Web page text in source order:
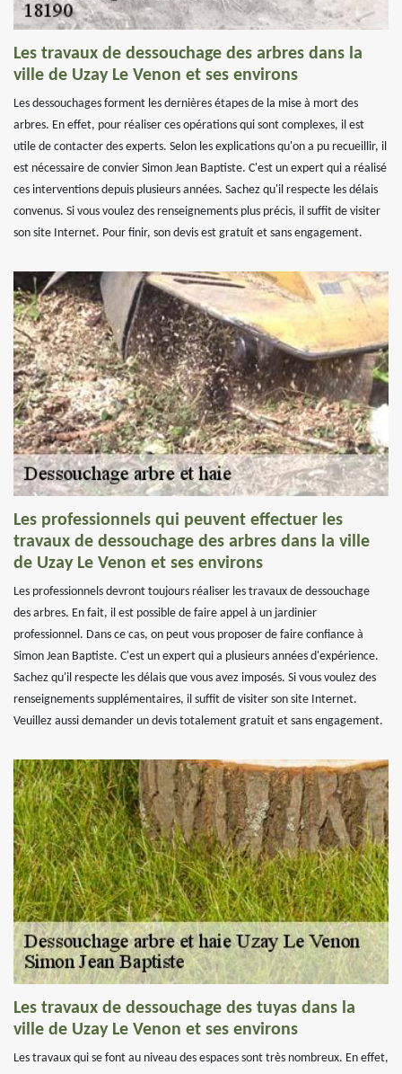
Les travaux de dessouchage des arbres dans la
ville de Uzay Le Venon et ses environs
Les dessouchages forment les dernières étapes de la mise à mort des
arbres. En effet, pour réaliser ces opérations qui sont complexes, il est
utile de contacter des experts. Selon les explications qu'on a pu recueillir, il
est nécessaire de convier Simon Jean Baptiste. C'est un expert qui a réalisé
ces interventions depuis plusieurs années. Sachez qu'il respecte les délais
convenus. Si vous voulez des renseignements plus précis, il suffit de visiter
son site Internet. Pour finir, son devis est gratuit et sans engagement.
Les professionnels qui peuvent effectuer les
travaux de dessouchage des arbres dans la ville
de Uzay Le Venon et ses environs
Les professionnels devront toujours réaliser les travaux de dessouchage
des arbres. En fait, il est possible de faire appel à un jardinier
professionnel. Dans ce cas, on peut vous proposer de faire confiance à
Simon Jean Baptiste. C'est un expert qui a plusieurs années d'expérience.
Sachez qu'il respecte les délais que vous avez imposés. Si vous voulez des
renseignements supplémentaires, il suffit de visiter son site Internet.
Veuillez aussi demander un devis totalement gratuit et sans engagement.
Les travaux de dessouchage des tuyas dans la
ville de Uzay Le Venon et ses environs
Les travaux qui se font au niveau des espaces sont très nombreux. En effet,